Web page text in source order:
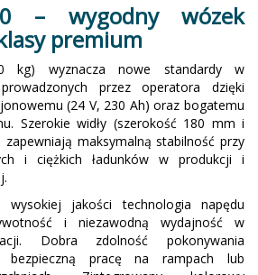
– wygodny wózek
premium
kg) wyznacza nowe standardy w
przez operatora dzięki
(24 V, 230 Ah) oraz bogatemu
Szerokie widły (szerokość 180 mm i
maksymalną stabilność przy
i ciężkich ładunków w produkcji i
wysokiej jakości technologia napędu
i niezawodną wydajność w
Dobra zdolność pokonywania
bezpieczną pracę na rampach lub